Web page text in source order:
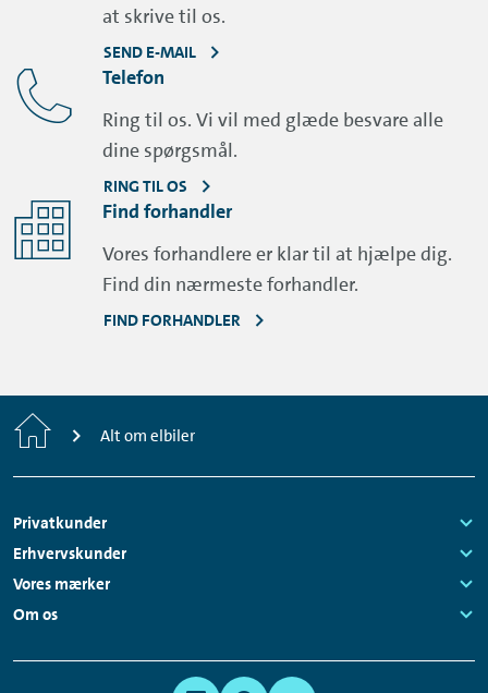
at skrive til os.
SEND E-MAIL
Telefon
Ring til os. Vi vil med glæde besvare alle
dine spørgsmål.
RING TIL OS
Find forhandler
Vores forhandlere er klar til at hjælpe dig.
Find din nærmeste forhandler.
FIND FORHANDLER
Home Alt om elbiler
Footer
Navigation
Privatkunder
Links:
Erhvervskunder
Links:
Vores mærker
Links:
Om os